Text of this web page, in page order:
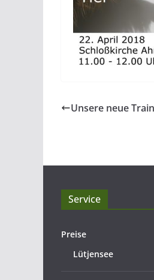
Unsere neue
Service
Preise
Lütjensee